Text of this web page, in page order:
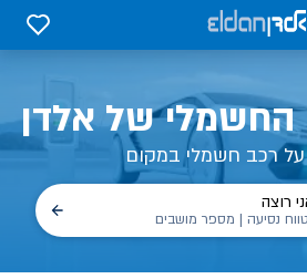
0
החשמלי של אלדן
על רכב חשמלי במקום
רוצה
נסיעה | מספר מושבים
וכל מה שכדי לדעת | אלדן